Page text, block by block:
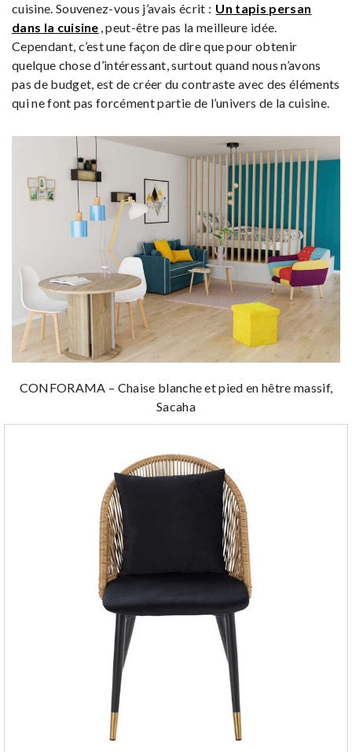
cuisine. Souvenez-vous j’avais écrit : Un tapis persan
dans la cuisine , peut-être pas la meilleure idée.
Cependant, c’est une façon de dire que pour obtenir
quelque chose d’intéressant, surtout quand nous n’avons
pas de budget, est de créer du contraste avec des éléments
qui ne font pas forcément partie de l’univers de la cuisine.
CONFORAMA – Chaise blanche et pied en hêtre massif,
Sacaha